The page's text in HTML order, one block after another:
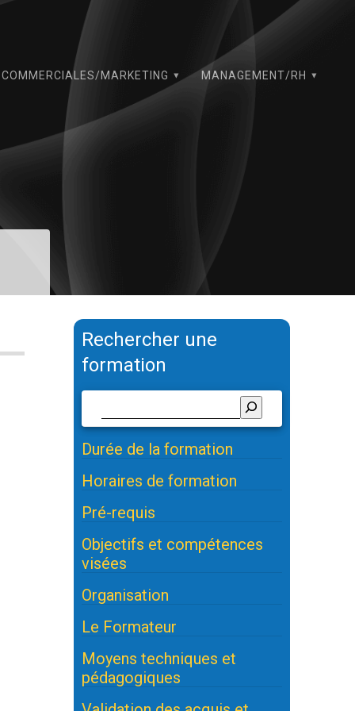
COMMERCIALES/MARKETING MANAGEMENT/RH
Rechercher une
formation
Durée de la formation
Horaires de formation
Pré-requis
Objectifs et compétences
visées
Organisation
Le Formateur
Moyens techniques et
pédagogiques